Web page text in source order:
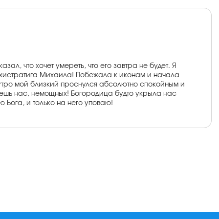
что хочет умереть, что его завтра не будет. Я
Михаила! Побежала к иконам и начала
мой близкий проснулся абсолютно спокойным и
нас, немощных! Богородица будто укрыла нас
и только на него уповаю!